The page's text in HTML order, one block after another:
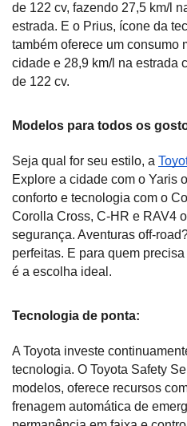
de 122 cv, fazendo 27,5 km/l
estrada. E o Prius, ícone da
também oferece um consumo
cidade e 28,9 km/l na estrada
de 122 cv.
Modelos para todos os
Seja qual for seu estilo, a
Explore a cidade com o Yaris
conforto e tecnologia com o
Corolla Cross, C-HR e RAV4
segurança. Aventuras off-
perfeitas. E para quem
é a escolha ideal.
Tecnologia de ponta:
A Toyota investe
tecnologia. O Toyota Safety
modelos, oferece recursos
frenagem automática de